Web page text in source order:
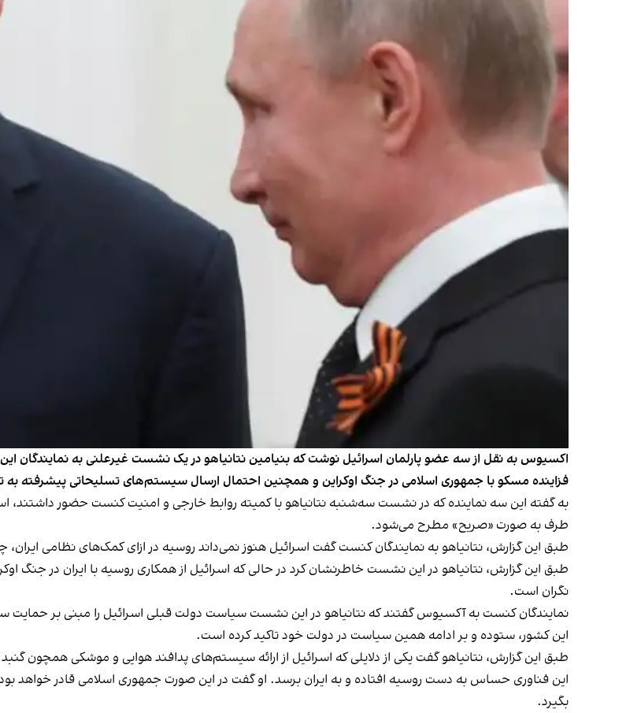
اکسیوس به نقل از سه عضو پارلمان اسرائیل نوشت که بنیامین نتانیاهو در یک نشست غیرعلنی به نمایندگان
فزاینده مسکو با جمهوری اسلامی در جنگ اوکراین و همچنین احتمال ارسال سیستم‌های تسلیحاتی پیشرفته
به گفته این سه نماینده که در نشست سه‌شنبه نتانیاهو با کمیته روابط خارجی و امنیت کنست حضور داشتند،
طرف به صورت «صریح» مطرح می‌شود.
طبق این گزارش، نتانیاهو به نمایندگان کنست گفت اسرائیل هنوز نمی‌داند روسیه در ازای کمک‌های نظامی
طبق این گزارش، نتانیاهو در این نشست خاطرنشان کرد در حالی که اسرائیل از همکاری روسیه با ایران در جنگ
نگران است.
نمایندگان کنست به آکسیوس گفتند که نتانیاهو در این نشست سیاست دولت قبلی اسرائیل را مبنی بر حمایت
این کشور، ستوده و بر ادامه همین سیاست در دولت خود تاکید کرده است.
طبق این گزارش، نتانیاهو گفت یکی از دلایلی که اسرائیل از ارائه سیستم‌های پدافند هوایی و موشکی همچون
این فناوری حساس به دست روسیه افتاده و به ایران برسد. او گفت در این صورت جمهوری اسلامی قادر خواهد
بگیرد.